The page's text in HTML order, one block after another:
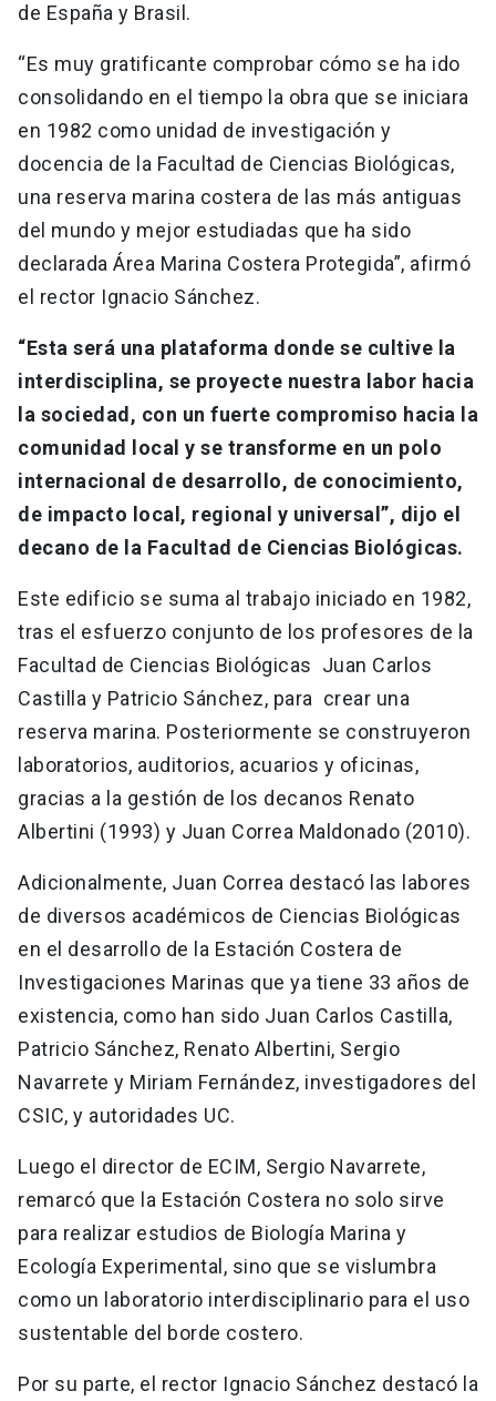
de España y Brasil.
“Es muy gratificante comprobar cómo se ha ido
consolidando en el tiempo la obra que se iniciara
en 1982 como unidad de investigación y
docencia de la Facultad de Ciencias Biológicas,
una reserva marina costera de las más antiguas
del mundo y mejor estudiadas que ha sido
declarada Área Marina Costera Protegida”, afirmó
el rector Ignacio Sánchez.
“Esta será una plataforma donde se cultive la
interdisciplina, se proyecte nuestra labor hacia
la sociedad, con un fuerte compromiso hacia la
comunidad local y se transforme en un polo
internacional de desarrollo, de conocimiento,
de impacto local, regional y universal”, dijo el
decano de la Facultad de Ciencias Biológicas.
Este edificio se suma al trabajo iniciado en 1982,
tras el esfuerzo conjunto de los profesores de la
Facultad de Ciencias Biológicas Juan Carlos
Castilla y Patricio Sánchez, para crear una
reserva marina. Posteriormente se construyeron
laboratorios, auditorios, acuarios y oficinas,
gracias a la gestión de los decanos Renato
Albertini (1993) y Juan Correa Maldonado (2010).
Adicionalmente, Juan Correa destacó las labores
de diversos académicos de Ciencias Biológicas
en el desarrollo de la Estación Costera de
Investigaciones Marinas que ya tiene 33 años de
existencia, como han sido Juan Carlos Castilla,
Patricio Sánchez, Renato Albertini, Sergio
Navarrete y Miriam Fernández, investigadores del
CSIC, y autoridades UC.
Luego el director de ECIM, Sergio Navarrete,
remarcó que la Estación Costera no solo sirve
para realizar estudios de Biología Marina y
Ecología Experimental, sino que se vislumbra
como un laboratorio interdisciplinario para el uso
sustentable del borde costero.
Por su parte, el rector Ignacio Sánchez destacó la